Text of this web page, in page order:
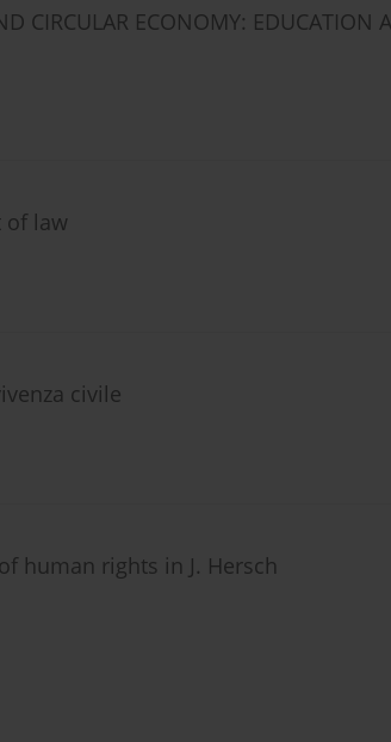
CIRCULAR ECONOMY: EDUCATION
of law
civile
human rights in J. Hersch